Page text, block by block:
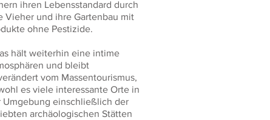
ihren Lebensstandard durch
Vieher und ihre Gartenbau mit
ohne Pestizide.
hält weiterhin eine intime
und bleibt
vom Massentourismus,
es viele interessante Orte in
Umgebung einschließlich der
archäologischen Stätten